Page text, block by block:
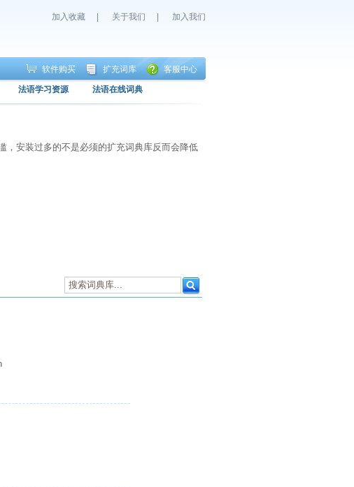
加入收藏 关于我们 加入我们
软件购买 扩充词库 客服中心
法语学习资源 法语在线词典
，安装过多的不是必须的扩充词典库反而会降低